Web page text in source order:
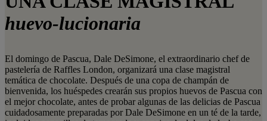
huevo-lucionaria
El domingo de Pascua, Dale DeSimone, el extraordinario chef de
pastelería de Raffles London, organizará una clase magistral
temática de chocolate. Después de una copa de champán de
bienvenida, los huéspedes crearán sus propios huevos de Pascua con
el mejor chocolate, antes de probar algunas de las delicias de Pascua
cuidadosamente preparadas por Dale DeSimone en un té de la tarde,